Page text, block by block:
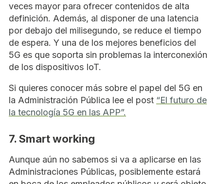
veces mayor para ofrecer contenidos de alta
definición. Además, al disponer de una latencia
por debajo del milisegundo, se reduce el tiempo
de espera. Y una de los mejores beneficios del
5G es que soporta sin problemas la interconexión
de los dispositivos IoT.
Si quieres conocer más sobre el papel del 5G en
la Administración Pública lee el post “El futuro de
la tecnología 5G en las APP”.
7. Smart working
Aunque aún no sabemos si va a aplicarse en las
Administraciones Públicas, posiblemente estará